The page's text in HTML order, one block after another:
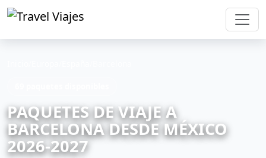
PAQUETES DE VIAJE A
BARCELONA DESDE MÉXICO
2026-2027